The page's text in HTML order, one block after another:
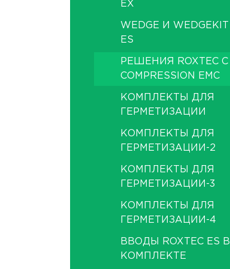
EX
WEDGE И WEDGEKIT
ES
РЕШЕНИЯ ROXTEC C
COMPRESSION EMC
КОМПЛЕКТЫ ДЛЯ
ГЕРМЕТИЗАЦИИ
КОМПЛЕКТЫ ДЛЯ
ГЕРМЕТИЗАЦИИ-2
КОМПЛЕКТЫ ДЛЯ
ГЕРМЕТИЗАЦИИ-3
КОМПЛЕКТЫ ДЛЯ
ГЕРМЕТИЗАЦИИ-4
ВВОДЫ ROXTEC ES В
КОМПЛЕКТЕ